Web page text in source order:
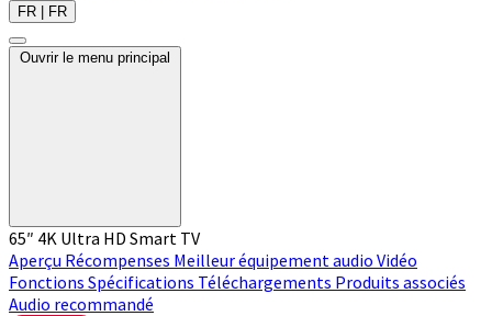
FR | FR
Ouvrir le menu principal
65″ 4K Ultra HD Smart TV
Aperçu Récompenses Meilleur équipement audio Vidéo
Fonctions Spécifications Téléchargements Produits associés
Audio recommandé